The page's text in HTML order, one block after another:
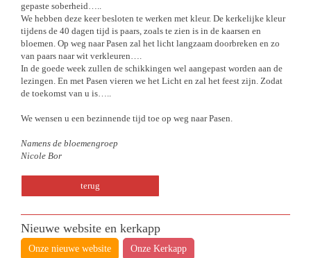
gepaste soberheid…..
We hebben deze keer besloten te werken met kleur. De kerkelijke kleur
tijdens de 40 dagen tijd is paars, zoals te zien is in de kaarsen en
bloemen. Op weg naar Pasen zal het licht langzaam doorbreken en zo
van paars naar wit verkleuren….
In de goede week zullen de schikkingen wel aangepast worden aan de
lezingen. En met Pasen vieren we het Licht en zal het feest zijn. Zodat
de toekomst van u is…..
We wensen u een bezinnende tijd toe op weg naar Pasen.
Namens de bloemengroep
Nicole Bor
terug
Nieuwe website en kerkapp
Onze nieuwe website Onze Kerkapp